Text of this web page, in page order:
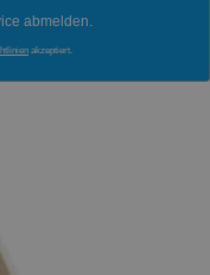
abmelden.
akzeptiert.